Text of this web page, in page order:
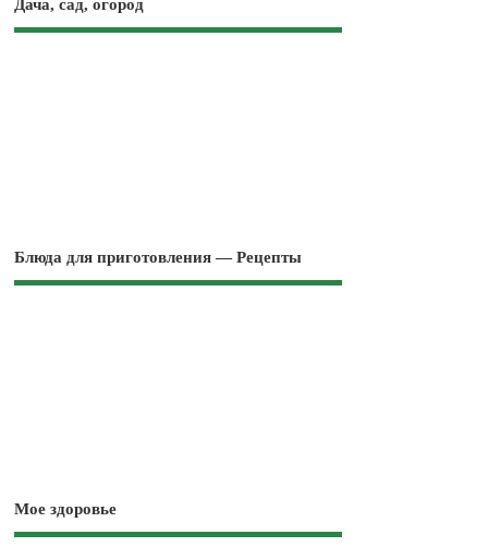
Дача, сад, огород
Блюда для приготовления — Рецепты
Мое здоровье